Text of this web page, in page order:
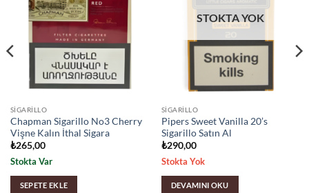
SIGARILLO
Chapman Sigarillo No3 Cherry
Vişne Kalın İthal Sigara
₺265,00
Stokta Var
SEPETE EKLE
STOKTA YOK
SIGARILLO
Pipers Sweet Vanilla 20’s
Sigarillo Satın Al
₺290,00
Stokta Yok
DEVAMINI OKU